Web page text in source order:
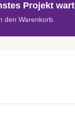
Projekt
den Warenkorb.